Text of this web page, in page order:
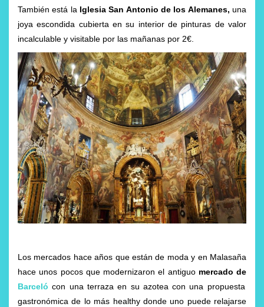
También está la Iglesia San Antonio de los Alemanes, una
joya escondida cubierta en su interior de pinturas de valor
incalculable y visitable por las mañanas por 2€.
Los mercados hace años que están de moda y en Malasaña
hace unos pocos que modernizaron el antiguo mercado de
Barceló con una terraza en su azotea con una propuesta
gastronómica de lo más healthy donde uno puede relajarse